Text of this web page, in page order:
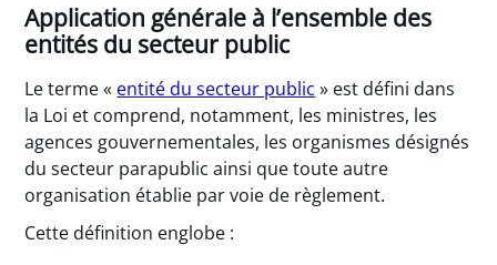
Application générale à l’ensemble des
entités du secteur public
Le terme « entité du secteur public » est défini dans
la Loi et comprend, notamment, les ministres, les
agences gouvernementales, les organismes désignés
du secteur parapublic ainsi que toute autre
organisation établie par voie de règlement.
Cette définition englobe :